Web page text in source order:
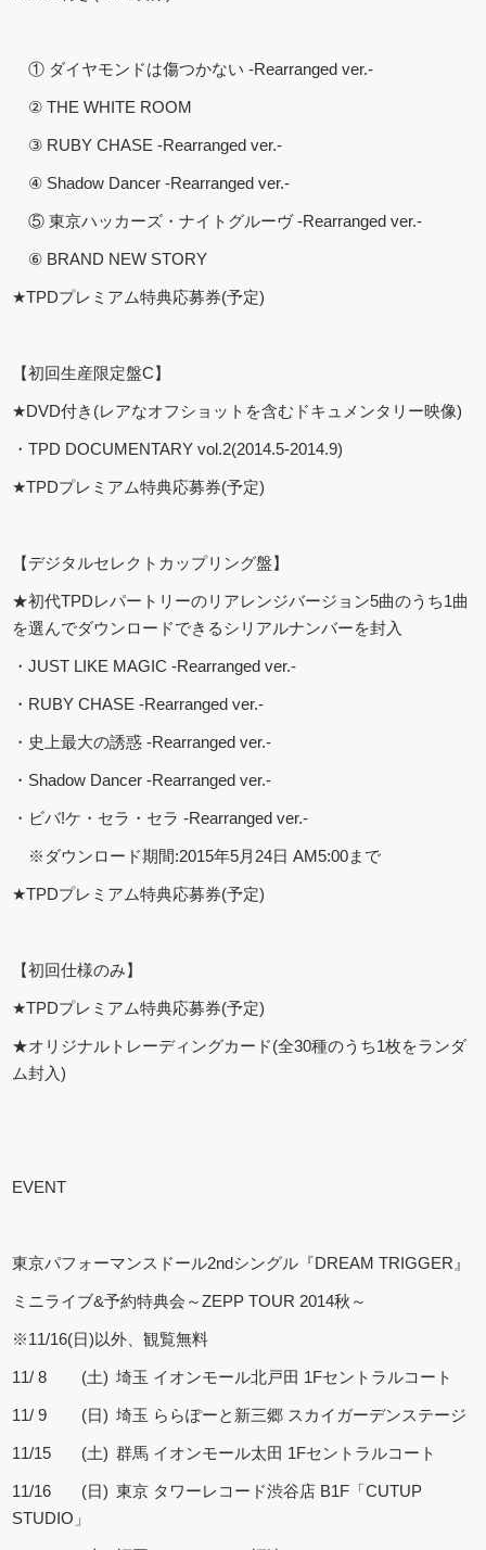
① ダイヤモンドは傷つかない -Rearranged ver.-
② THE WHITE ROOM
③ RUBY CHASE -Rearranged ver.-
④ Shadow Dancer -Rearranged ver.-
⑤ 東京ハッカーズ・ナイトグルーヴ -Rearranged ver.-
⑥ BRAND NEW STORY
★TPDプレミアム特典応募券(予定)
【初回生産限定盤C】
★DVD付き(レアなオフショットを含むドキュメンタリー映像)
・TPD DOCUMENTARY vol.2(2014.5-2014.9)
★TPDプレミアム特典応募券(予定)
【デジタルセレクトカップリング盤】
★初代TPDレパートリーのリアレンジバージョン5曲のうち1曲
を選んでダウンロードできるシリアルナンバーを封入
・JUST LIKE MAGIC -Rearranged ver.-
・RUBY CHASE -Rearranged ver.-
・史上最大の誘惑 -Rearranged ver.-
・Shadow Dancer -Rearranged ver.-
・ビバ!ケ・セラ・セラ -Rearranged ver.-
※ダウンロード期間:2015年5月24日 AM5:00まで
★TPDプレミアム特典応募券(予定)
【初回仕様のみ】
★TPDプレミアム特典応募券(予定)
★オリジナルトレーディングカード(全30種のうち1枚をランダ
ム封入)
EVENT
東京パフォーマンスドール2ndシングル『DREAM TRIGGER』
ミニライブ&予約特典会～ZEPP TOUR 2014秋～
※11/16(日)以外、観覧無料
11/ 8 (土) 埼玉 イオンモール北戸田 1Fセントラルコート
11/ 9 (日) 埼玉 ららぽーと新三郷 スカイガーデンステージ
11/15 (土) 群馬 イオンモール太田 1Fセントラルコート
11/16 (日) 東京 タワーレコード渋谷店 B1F「CUTUP
STUDIO」